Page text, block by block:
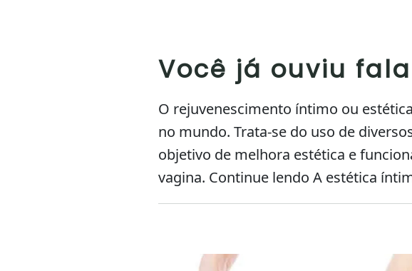
Você já ouviu
O rejuvenescimento íntimo ou
no mundo. Trata-se do uso de
objetivo de melhora estética e
vagina. Continue lendo A estética